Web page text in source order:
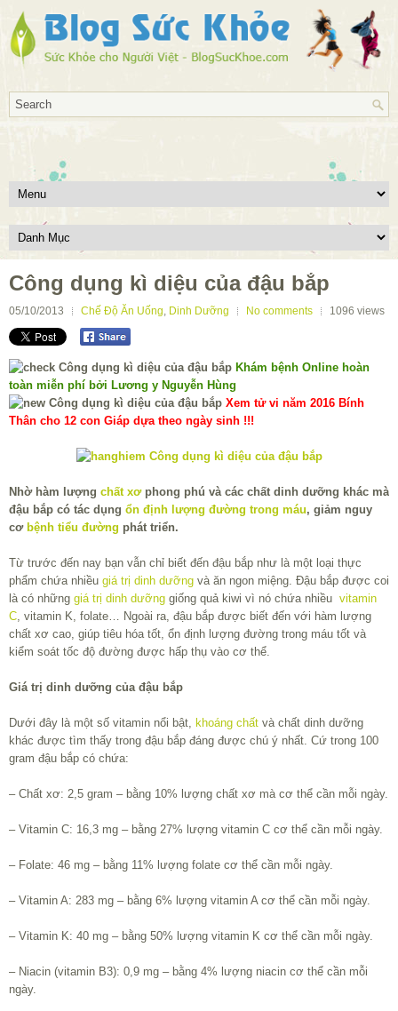
Công dụng kì diệu của đậu bắp
05/10/2013 Chế Độ Ăn Uống, Dinh Dưỡng No comments 1096 views
Khám bệnh Online hoàn
toàn miễn phí bởi Lương y Nguyễn Hùng
Xem tử vi năm 2016 Bính
Thân cho 12 con Giáp dựa theo ngày sinh !!!
Nhờ hàm lượng chất xơphong phú và các chất dinh dưỡng khác mà
đậu bắp có tác dụng ổn định lượng đường trong máu, giảm nguy
cơ bệnh tiểu đường phát triển.
Từ trước đến nay bạn vẫn chỉ biết đến đậu bắp như là một loại thực
phẩm chứa nhiều giá trị dinh dưỡng và ăn ngon miệng. Đậu bắp được coi
là có những giá trị dinh dưỡng giống quả kiwi vì nó chứa nhiều vitamin
C, vitamin K, folate… Ngoài ra, đậu bắp được biết đến với hàm lượng
chất xơ cao, giúp tiêu hóa tốt, ổn định lượng đường trong máu tốt và
kiểm soát tốc độ đường được hấp thụ vào cơ thể.
Giá trị dinh dưỡng của đậu bắp
Dưới đây là một số vitamin nổi bật, khoáng chất và chất dinh dưỡng
khác được tìm thấy trong đậu bắp đáng được chú ý nhất. Cứ trong 100
gram đậu bắp có chứa:
– Chất xơ: 2,5 gram – bằng 10% lượng chất xơ mà cơ thể cần mỗi ngày.
– Vitamin C: 16,3 mg – bằng 27% lượng vitamin C cơ thể cần mỗi ngày.
– Folate: 46 mg – bằng 11% lượng folate cơ thể cần mỗi ngày.
– Vitamin A: 283 mg – bằng 6% lượng vitamin A cơ thể cần mỗi ngày.
– Vitamin K: 40 mg – bằng 50% lượng vitamin K cơ thể cần mỗi ngày.
– Niacin (vitamin B3): 0,9 mg – bằng 4% lượng niacin cơ thể cần mỗi
ngày.